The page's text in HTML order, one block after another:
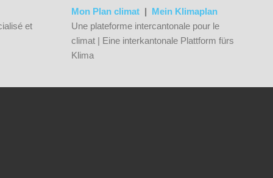
et
Mon Plan climat| Mein Klimaplan
Une plateforme intercantonale pour le
climat | Eine interkantonale Plattform fürs
Klima